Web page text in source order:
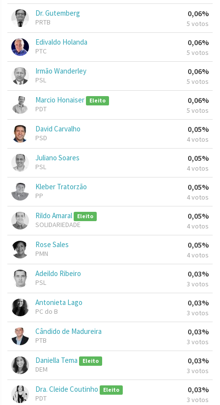
Dr. Gutemberg
PRTB
0,06%
5 votos
Edivaldo Holanda
PTC
0,06%
5 votos
Irmão Wanderley
PSL
0,06%
5 votos
Marcio Honaiser Eleito
PDT
0,06%
5 votos
David Carvalho
PSD
0,05%
4 votos
Juliano Soares
PSL
0,05%
4 votos
Kleber Tratorzão
PP
0,05%
4 votos
Rildo Amaral Eleito
SOLIDARIEDADE
0,05%
4 votos
Rose Sales
PMN
0,05%
4 votos
Adeildo Ribeiro
PSL
0,03%
3 votos
Antonieta Lago
PC do B
0,03%
3 votos
Cândido de Madureira
PTB
0,03%
3 votos
Daniella Tema Eleito
DEM
0,03%
3 votos
Dra. Cleide Coutinho Eleito
PDT
0,03%
3 votos